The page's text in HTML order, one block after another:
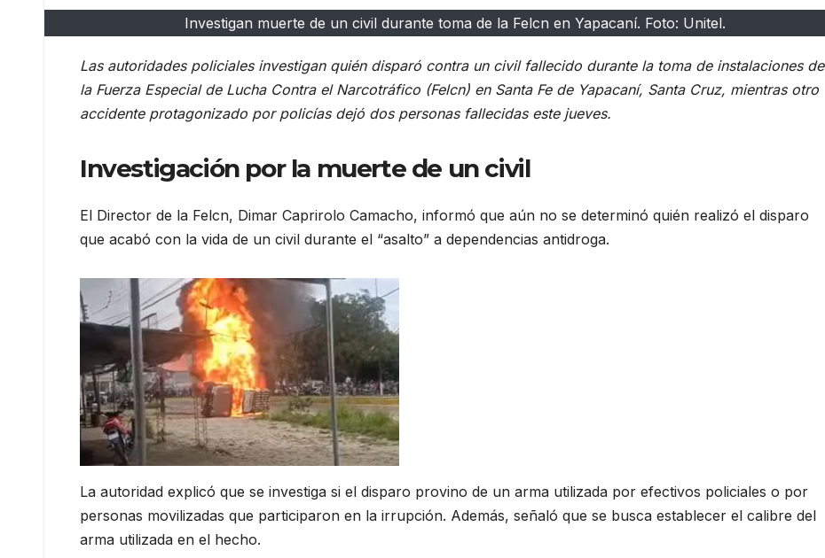
Investigan muerte de un civil durante toma de la Felcn en Yapacaní. Foto: Unitel.
Las autoridades policiales investigan quién disparó contra un civil fallecido durante la toma de instalaciones de
la Fuerza Especial de Lucha Contra el Narcotráfico (Felcn) en Santa Fe de Yapacaní, Santa Cruz, mientras otro
accidente protagonizado por policías dejó dos personas fallecidas este jueves.
Investigación por la muerte de un civil
El Director de la Felcn, Dimar Caprirolo Camacho, informó que aún no se determinó quién realizó el disparo
que acabó con la vida de un civil durante el “asalto” a dependencias antidroga.
La autoridad explicó que se investiga si el disparo provino de un arma utilizada por efectivos policiales o por
personas movilizadas que participaron en la irrupción. Además, señaló que se busca establecer el calibre del
arma utilizada en el hecho.